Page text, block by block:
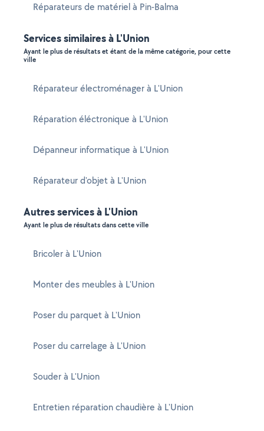
Réparateurs de matériel à Pin-Balma
Services similaires à L'Union
Ayant le plus de résultats et étant de la même catégorie, pour cette
ville
Réparateur électroménager à L'Union
Réparation éléctronique à L'Union
Dépanneur informatique à L'Union
Réparateur d'objet à L'Union
Autres services à L'Union
Ayant le plus de résultats dans cette ville
Bricoler à L'Union
Monter des meubles à L'Union
Poser du parquet à L'Union
Poser du carrelage à L'Union
Souder à L'Union
Entretien réparation chaudière à L'Union